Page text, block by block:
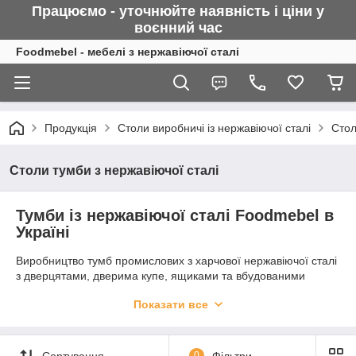
Працюємо - уточнюйте наявність і ціни у
воєнний час
Foodmebel - мебелі з нержавіючої сталі
Продукція Столи виробничі із нержавіючої сталі
Столи тумби з нержавіючої сталі
Тумби із нержавіючої сталі Foodmebel в
Україні
Виробництво тумб промислових з харчової нержавіючої сталі
з дверцятами, дверима купе, ящиками та вбудованими
виробництва, лабораторії, медицини, будинку та вуличної
Показати все